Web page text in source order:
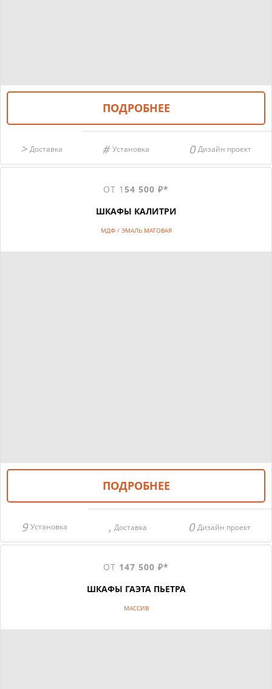
ПОДРОБНЕЕ
Доставка Установка Дизайн проект
ОТ 1 54 500 ₽*
ШКАФЫ КАЛИТРИ
МДФ / ЭМАЛЬ МАТОВАЯ
ПОДРОБНЕЕ
Установка Доставка Дизайн проект
ОТ 147 500 ₽*
ШКАФЫ ГАЭТА ПЬЕТРА
МАССИВ